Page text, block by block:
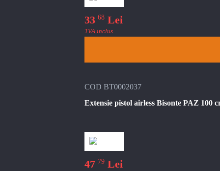
33 68 Lei
TVA inclus
COD BT0002037
Extensie pistol airless Bisonte PAZ 100
47 79 Lei